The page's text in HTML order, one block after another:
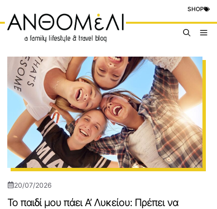
περιεχόμενο
SHOP
20/07/2026
Το παιδί μου πάει Α’ Λυκείου: Πρέπει να